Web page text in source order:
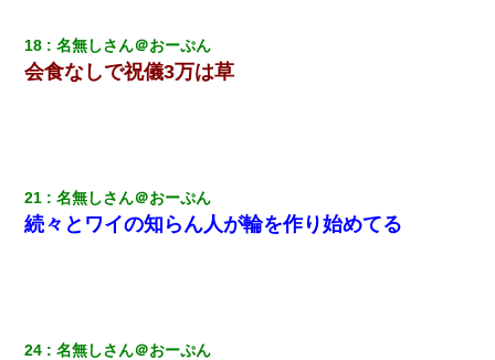
18 名無しさん＠おーぷん
会食なしで祝儀3万は草
21 名無しさん＠おーぷん
続々とワイの知らん人が輪を作り始めてる
24 名無しさん＠おーぷん